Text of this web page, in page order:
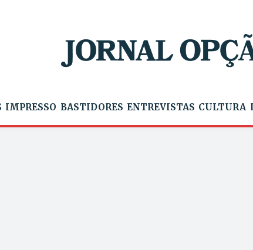
IMPRESSO BASTIDORES ENTREVISTAS CULTURA